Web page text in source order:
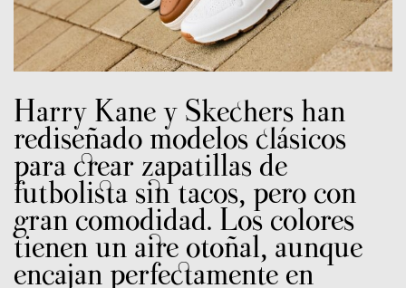
Harry Kane y Skechers han
rediseñado modelos clásicos
para crear zapatillas de
futbolista sin tacos, pero con
gran comodidad. Los colores
tienen un aire otoñal, aunque
encajan perfectamente en